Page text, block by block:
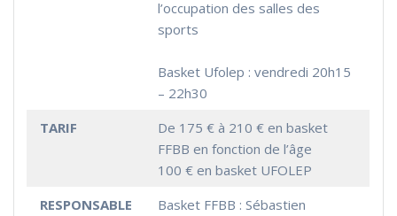
l’occupation des salles des
sports
Basket Ufolep : vendredi 20h15
– 22h30
TARIF
De 175 € à 210 € en basket
FFBB en fonction de l’âge
100 € en basket UFOLEP
RESPONSABLE
Basket FFBB : Sébastien